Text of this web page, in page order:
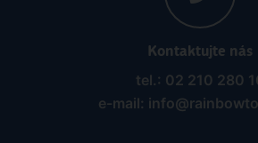
Kontaktujte nás
tel.: 02 210 280
e-mail: